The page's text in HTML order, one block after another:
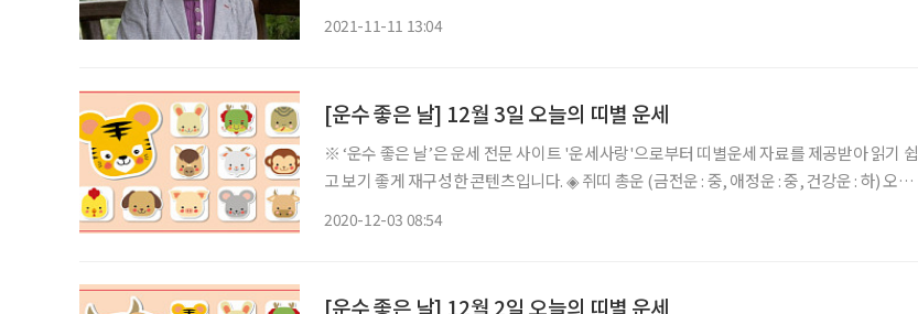
2021-11-11 13:04
[운수 좋은 날] 12월 3일 오늘의 띠별 운세
※ ‘운수 좋은 날’은 운세 전문 사이트 '운세사랑'으로부터 띠별운세 자료를 제공받아 읽기 쉽
고 보기 좋게 재구성한 콘텐츠입니다. ◈ 쥐띠 총운 (금전운 : 중, 애정운 : 중, 건강운 : 하) 오늘
2020-12-03 08:54
[운수 좋은 날] 12월 2일 오늘의 띠별 운세